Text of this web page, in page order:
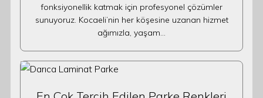
fonksiyonellik katmak için profesyonel çözümler
sunuyoruz. Kocaeli’nin her köşesine uzanan hizmet
ağımızla, yaşam…